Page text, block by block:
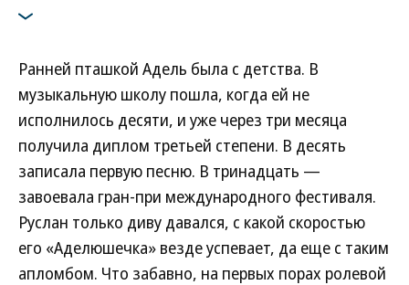
Ранней пташкой Адель была с детства. В
музыкальную школу пошла, когда ей не
исполнилось десяти, и уже через три месяца
получила диплом третьей степени. В десять
записала первую песню. В тринадцать —
завоевала гран-при международного фестиваля.
Руслан только диву давался, с какой скоростью
его «Аделюшечка» везде успевает, да еще с таким
апломбом. Что забавно, на первых порах ролевой